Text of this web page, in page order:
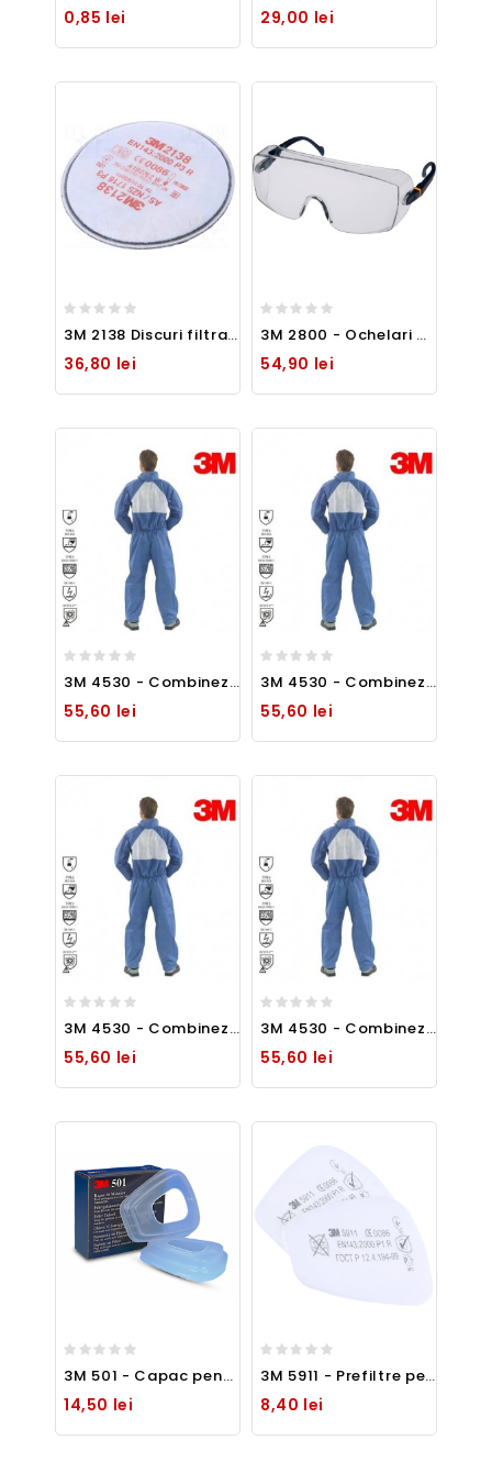
0,85 lei 29,00 lei
3M 2138 Discuri filtrante protectia împotriva particulelor solide și lichide tip FFP3
36,80 lei
3M 2800 - Ochelari protectie purtati deasupra ochelarilor de vedere
54,90 lei
3M 4530 - Combinezon cu gluga, protectie clasa 5 si 6 - marime L -
55,60 lei
3M 4530 - Combinezon cu gluga, protectie clasa 5 si 6 - marime M -
55,60 lei
3M 4530 - Combinezon cu gluga, protectie clasa 5 si 6 - marime XL -
55,60 lei
3M 4530 - Combinezon cu gluga, protectie clasa 5 si 6 - marime XXL -
55,60 lei
3M 501 - Capac pentru fixarea prefiltrelor
14,50 lei
3M 5911 - Prefiltre pentru protectie la particule, asigura o clasa de protectie P1R
8,40 lei